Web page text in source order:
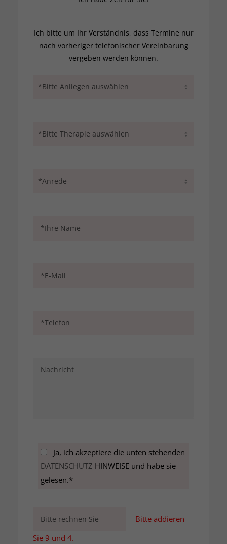
Ich bitte um Ihr Verständnis, dass Termine nur
nach vorheriger telefonischer Vereinbarung
vergeben werden können.
Ja, ich akzeptiere die unten stehenden
DATENSCHUTZ HINWEISE und habe sie
gelesen.*
Bitte addieren
Sie 9 und 4.